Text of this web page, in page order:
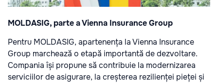
MOLDASIG, parte a Vienna Insurance Group
Pentru MOLDASIG, apartenența la Vienna Insurance
Group marchează o etapă importantă de dezvoltare.
Compania își propune să contribuie la modernizarea
serviciilor de asigurare, la creșterea rezilienței pieței și